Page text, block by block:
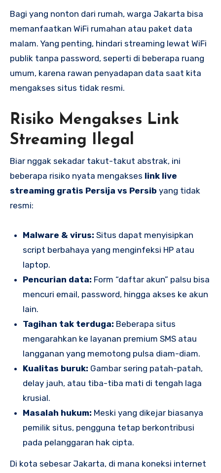
Bagi yang nonton dari rumah, warga Jakarta bisa
memanfaatkan WiFi rumahan atau paket data
malam. Yang penting, hindari streaming lewat WiFi
publik tanpa password, seperti di beberapa ruang
umum, karena rawan penyadapan data saat kita
mengakses situs tidak resmi.
Risiko Mengakses Link
Streaming Ilegal
Biar nggak sekadar takut-takut abstrak, ini
beberapa risiko nyata mengakses link live
streaming gratis Persija vs Persib yang tidak
resmi:
Malware & virus: Situs dapat menyisipkan
script berbahaya yang menginfeksi HP atau
laptop.
Pencurian data: Form “daftar akun” palsu bisa
mencuri email, password, hingga akses ke akun
lain.
Tagihan tak terduga: Beberapa situs
mengarahkan ke layanan premium SMS atau
langganan yang memotong pulsa diam-diam.
Kualitas buruk: Gambar sering patah-patah,
delay jauh, atau tiba-tiba mati di tengah laga
krusial.
Masalah hukum: Meski yang dikejar biasanya
pemilik situs, pengguna tetap berkontribusi
pada pelanggaran hak cipta.
Di kota sebesar Jakarta, di mana koneksi internet